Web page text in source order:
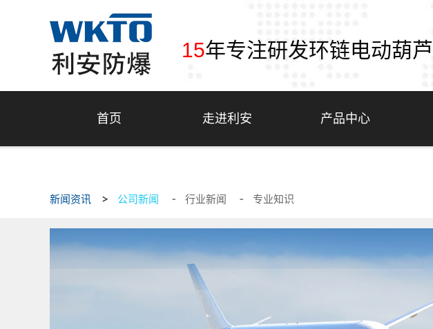
15年专注研发环链电动葫芦
首页 走进利安 产品中心
新闻资讯 公司新闻 行业新闻 专业知识